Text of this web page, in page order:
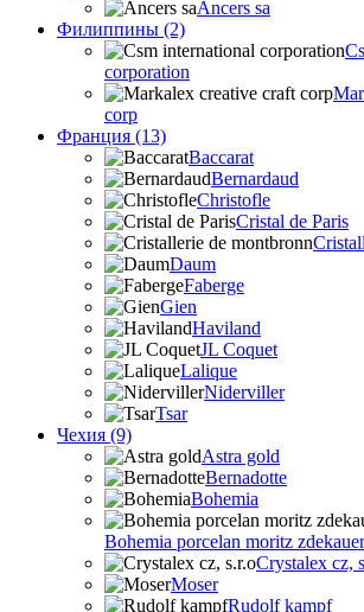
Ancers sa
Филиппины (2)
corporation
corp
Франция (13)
Baccarat
Bernardaud
Christofle
Cristal de Paris
Daum
Faberge
Gien
Haviland
JL Coquet
Lalique
Niderviller
Tsar
Чехия (9)
Astra gold
Bernadotte
Bohemia
Bohemia porcelan moritz
Crystalex cz,
Moser
Rudolf kampf